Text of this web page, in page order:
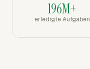
196M+
erledigte Aufgaben